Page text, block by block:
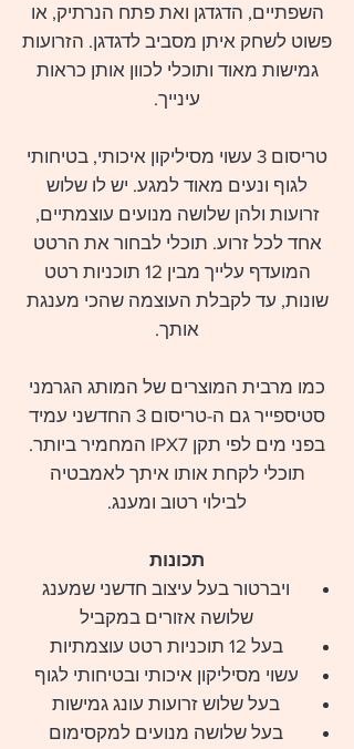
השפתיים, הדגדגן ואת פתח הנרתיק, או
פשוט לשחק איתן מסביב לדגדגן. הזרועות
גמישות מאוד ותוכלי לכוון אותן כראות
עינייך.
טריסום 3 עשוי מסיליקון איכותי, בטיחותי
לגוף ונעים מאוד למגע. יש לו שלוש
זרועות ולהן שלושה מנועים עוצמתיים,
אחד לכל זרוע. תוכלי לבחור את הרטט
המועדף עלייך מבין 12 תוכניות רטט
שונות, עד לקבלת העוצמה שהכי מענגת
אותך.
כמו מרבית המוצרים של המותג הגרמני
סטיספייר גם ה-טריסום 3
החדשני עמיד
בפני מים לפי תקן IPX7 המחמיר ביותר.
תוכלי לקחת אותו איתך לאמבטיה
לבילוי רטוב ומענג.
תכונות
ויברטור בעל עיצוב חדשני שמענג
שלושה אזורים במקביל
בעל 12 תוכניות רטט עוצמתיות
עשוי מסיליקון איכותי ובטיחותי לגוף
בעל שלוש זרועות עונג גמישות
בעל שלושה מנועים למקסימום